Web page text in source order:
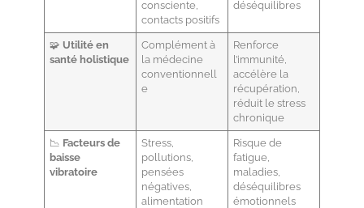
consciente,
contacts positifs
déséquilibres
🧩 Utilité en
santé holistique
Complément à
la médecine
conventionnell
e
Renforce
l’immunité,
accélère la
récupération,
réduit le stress
chronique
📉 Facteurs de
baisse
vibratoire
Stress,
pollutions,
pensées
négatives,
alimentation
Risque de
fatigue,
maladies,
déséquilibres
émotionnels